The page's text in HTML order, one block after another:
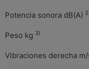
Potencia sonora dB(A)
Peso kg 3)
Vibraciones derecha m/